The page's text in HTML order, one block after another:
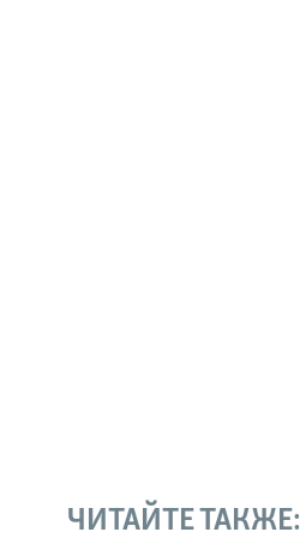
ЧИТАЙТЕ ТАКЖЕ: